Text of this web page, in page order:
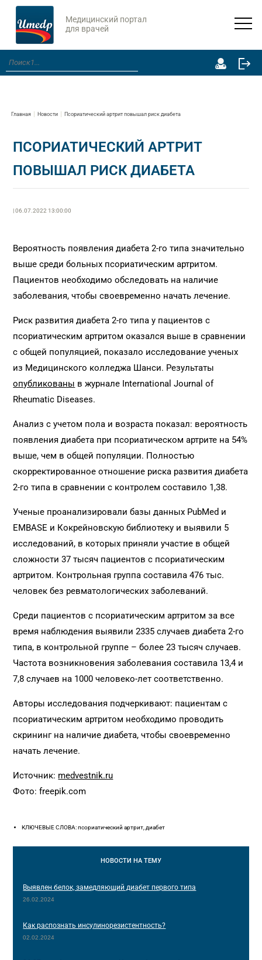
Медицинский портал
для врачей
Главная Новости Псориатический артрит повышал риск диабета
ПСОРИАТИЧЕСКИЙ АРТРИТ
ПОВЫШАЛ РИСК ДИАБЕТА
| 06.07.2022 13:00:00
Вероятность появления диабета 2-го типа значительно
выше среди больных псориатическим артритом.
Пациентов необходимо обследовать на наличие
заболевания, чтобы своевременно начать лечение.
Риск развития диабета 2-го типа у пациентов с
псориатическим артритом оказался выше в сравнении
с общей популяцией, показало исследование ученых
из Медицинского колледжа Шанси. Результаты
опубликованы в журнале International Journal of
Rheumatic Diseases.
Анализ с учетом пола и возраста показал: вероятность
появления диабета при псориатическом артрите на 54%
выше, чем в общей популяции. Полностью
скорректированное отношение риска развития диабета
2-го типа в сравнении с контролем составило 1,38.
Ученые проанализировали базы данных PubMed и
EMBASE и Кокрейновскую библиотеку и выявили 5
исследований, в которых приняли участие в общей
сложности 37 тысяч пациентов с псориатическим
артритом. Контрольная группа составила 476 тыс.
человек без ревматологических заболеваний.
Среди пациентов с псориатическим артритом за все
время наблюдения выявили 2335 случаев диабета 2-го
типа, в контрольной группе – более 23 тысяч случаев.
Частота возникновения заболевания составила 13,4 и
7,8 случаев на 1000 человеко-лет соответственно.
Авторы исследования подчеркивают: пациентам с
псориатическим артритом необходимо проводить
скрининг на наличие диабета, чтобы своевременно
начать лечение.
Источник: medvestnik.ru
Фото: freepik.com
КЛЮЧЕВЫЕ СЛОВА: псориатический артрит, диабет
НОВОСТИ НА ТЕМУ
Выявлен белок, замедляющий диабет первого типа
26.02.2024
Как распознать инсулинорезистентность?
02.02.2024